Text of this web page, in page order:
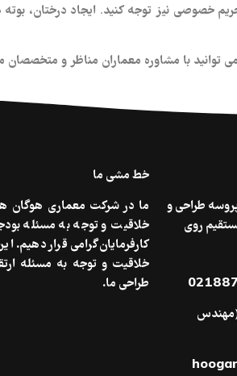
خصوصی نیز توجه کنید. ایجاد درختان،
با مشاوره معماران مناظر و متخصصان
طراحی و
روی
خارج از ساعات اداری: ۰۹۱۲۴۹۵۲۳۶۵ (مهندس
خط مشی ما
ما در شرکت معماری هوگان
خلاقیت و توجه به مسئله
کارفرمایان گرامی قرار
خلاقیت و توجه به مسئله
طراحی ما.